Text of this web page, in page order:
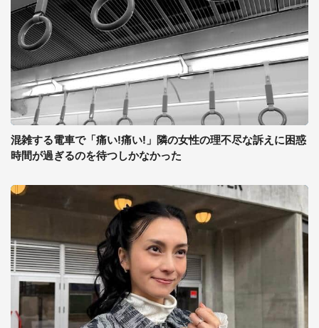
混雑する電車で「痛い!痛い!」隣の女性の理不尽な訴えに困惑
時間が過ぎるのを待つしかなかった